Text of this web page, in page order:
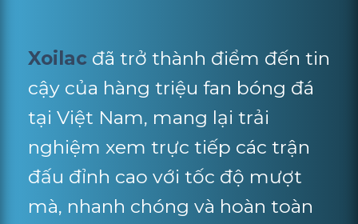
Xoilac đã trở thành điểm đến tin
cậy của hàng triệu fan bóng đá
tại Việt Nam, mang lại trải
nghiệm xem trực tiếp các trận
đấu đỉnh cao với tốc độ mượt
mà, nhanh chóng và hoàn toàn